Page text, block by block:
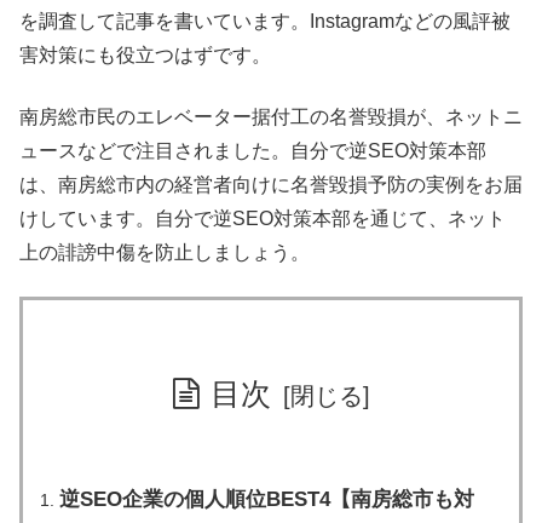
を調査して記事を書いています。Instagramなどの風評被
害対策にも役立つはずです。
南房総市民のエレベーター据付工の名誉毀損が、ネットニ
ュースなどで注目されました。自分で逆SEO対策本部
は、南房総市内の経営者向けに名誉毀損予防の実例をお届
けしています。自分で逆SEO対策本部を通じて、ネット
上の誹謗中傷を防止しましょう。
目次
逆SEO企業の個人順位BEST4【南房総市も対